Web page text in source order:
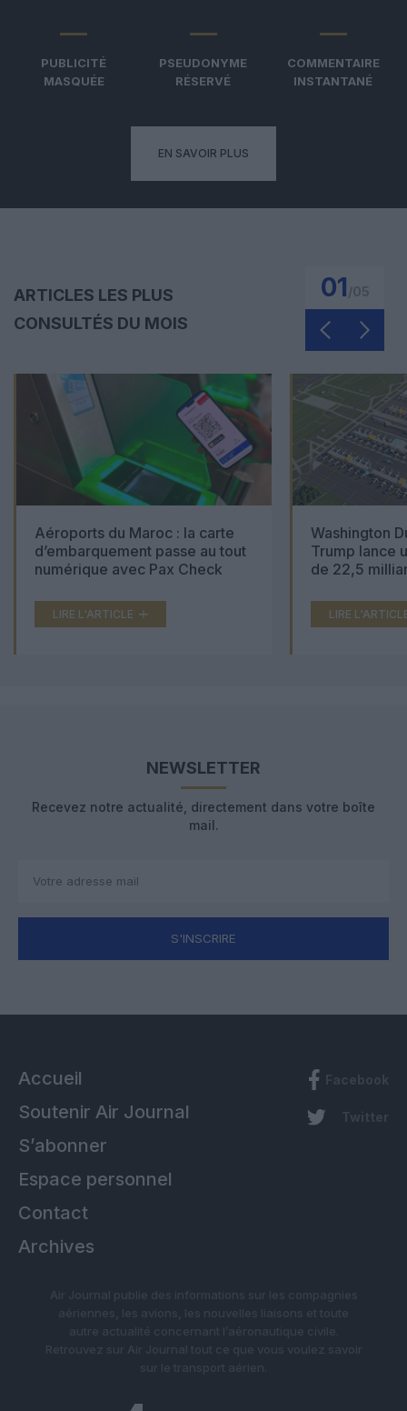
PUBLICITÉ
MASQUÉE
PSEUDONYME
RÉSERVÉ
COMMENTAIRE
INSTANTANÉ
EN SAVOIR PLUS
ARTICLES LES PLUS
CONSULTÉS DU MOIS
01
Aéroports du Maroc : la carte
d’embarquement passe au tout
numérique avec Pax Check
LIRE L'ARTICLE
Washington
Trump lance
de 22,5
LIRE
NEWSLETTER
Recevez notre actualité, directement dans votre boîte
mail.
S'INSCRIRE
Accueil
Soutenir Air Journal
S’abonner
Espace personnel
Contact
Archives